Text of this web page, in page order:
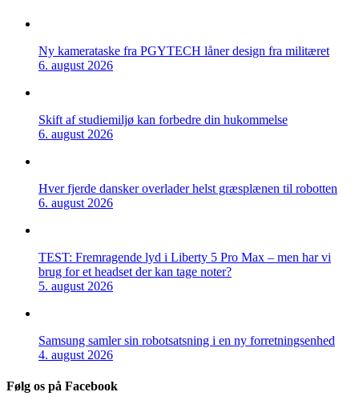
Ny kamerataske fra PGYTECH låner design fra militæret
6. august 2026
Skift af studiemiljø kan forbedre din hukommelse
6. august 2026
Hver fjerde dansker overlader helst græsplænen til robotten
6. august 2026
TEST: Fremragende lyd i Liberty 5 Pro Max – men har vi
brug for et headset der kan tage noter?
5. august 2026
Samsung samler sin robotsatsning i en ny forretningsenhed
4. august 2026
Følg os på Facebook